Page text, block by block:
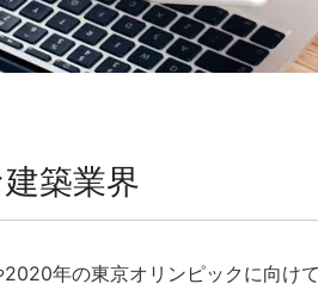
築業界
年の東京オリンピックに向け